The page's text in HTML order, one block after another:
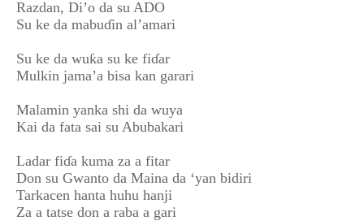
Razdan, Di’o da su ADO
Su ke da mabuɗin al’amari
Su ke da wuƙa su ke fiɗar
Mulkin jama’a bisa kan garari
Malamin yanka shi da wuya
Kai da fata sai su Abubakari
Ladar fiɗa kuma za a fitar
Don su Gwanto da Maina da ‘yan bidiri
Tarkacen hanta huhu hanji
Za a tatse don a raba a gari